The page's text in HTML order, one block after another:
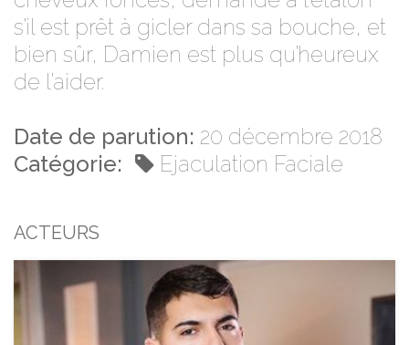
s’il est prêt à gicler dans sa bouche, et
bien sûr, Damien est plus qu’heureux
de l’aider.
Date de parution: 20 décembre 2018
Catégorie:
Ejaculation Faciale
ACTEURS